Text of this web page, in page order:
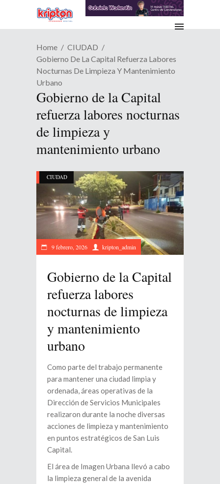
Home
CIUDAD
Gobierno De La Capital Refuerza Labores
Nocturnas De Limpieza Y Mantenimiento
Urbano
Gobierno de la Capital
refuerza labores nocturnas
de limpieza y
mantenimiento urbano
CIUDAD
9 febrero, 2026 kripton_admin
Gobierno de la Capital
refuerza labores
nocturnas de limpieza
y mantenimiento
urbano
Como parte del trabajo permanente
para mantener una ciudad limpia y
ordenada, áreas operativas de la
Dirección de Servicios Municipales
realizaron durante la noche diversas
acciones de limpieza y mantenimiento
en puntos estratégicos de San Luis
Capital.
El área de Imagen Urbana llevó a cabo
la limpieza general de la avenida